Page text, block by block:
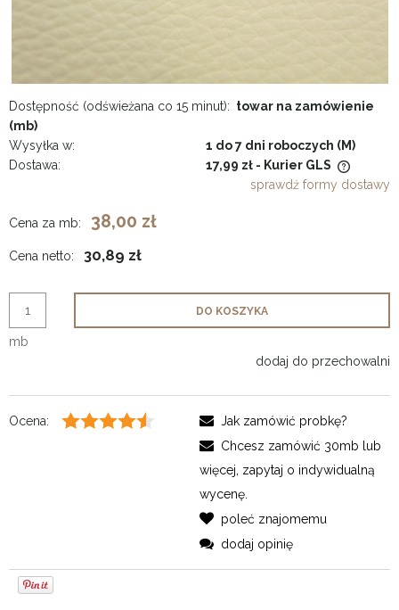
Dostępność (odświeżana co 15 minut): towar na zamówienie
(mb)
Wysyłka w:
1 do 7 dni roboczych (M)
Dostawa:
17,99 zł - Kurier GLS
Cena nie zawiera ewentualnych kosztów płatności
sprawdź formy dostawy
Cena za mb: 38,00 zł
Cena netto: 30,89 zł
mb
DO KOSZYKA
dodaj do przechowalni
Ocena:
Jak zamówić probkę?
Chcesz zamówić 30mb lub
więcej, zapytaj o indywidualną
wycenę.
poleć znajomemu
dodaj opinię